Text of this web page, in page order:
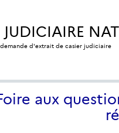
JUDICIAIRE
d'extrait de casier judiciaire
aux